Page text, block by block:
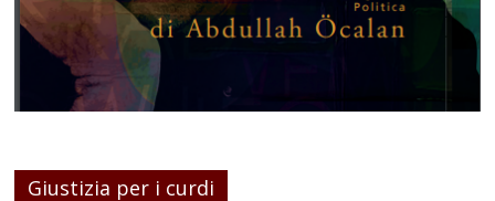
Giustizia per i curdi